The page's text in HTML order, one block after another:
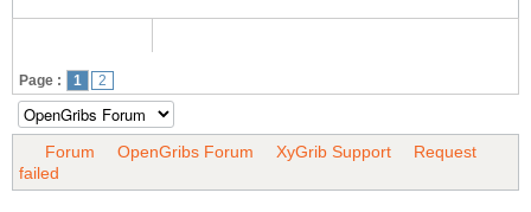
Page : 1 2
Forum OpenGribs Forum XyGrib Support
Request
failed